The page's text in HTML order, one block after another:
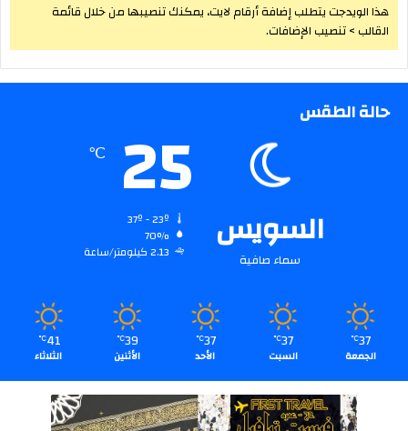
هذا الويدجت يتطلب إضافة أرقام لايت، يمكنك تنصيبها من خلال قائمة
القالب > تنصيب الإضافات.
حالة الطقس
السويس
سماء صافية
25
℃
70%
2.13 كيلومتر/ساعة
37
℃
الجمعة
37
℃
السبت
37
℃
الأحد
39
℃
الأثنين
41
℃
الثلاثاء